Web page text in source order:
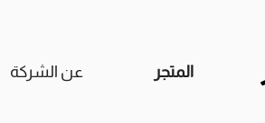
المتجر
عن الشركة